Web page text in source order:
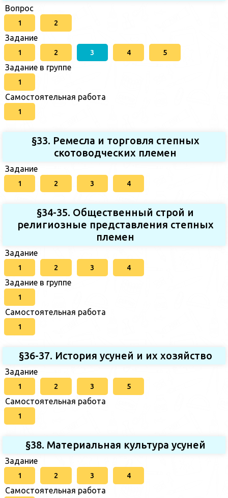
Вопрос
1 2
Задание
1 2 3 4 5
Задание в группе
1
Самостоятельная работа
1
§33. Ремесла и торговля степных
скотоводческих племен
Задание
1 2 3 4
§34-35. Общественный строй и
религиозные представления степных
племен
Задание
1 2 3 4
Задание в группе
1
Самостоятельная работа
1
§36-37. История усуней и их хозяйство
Задание
1 2 3 5
Самостоятельная работа
1
§38. Материальная культура усуней
Задание
1 2 3 4
Самостоятельная работа